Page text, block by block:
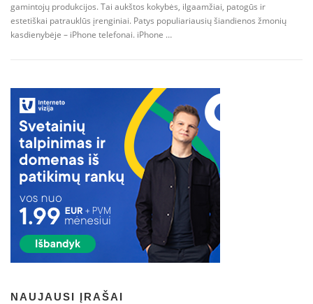
gamintojų produkcijos. Tai aukštos kokybės, ilgaamžiai, patogūs ir
estetiškai patrauklūs įrenginiai. Patys populiariausių šiandienos žmonių
kasdienybėje – iPhone telefonai. iPhone …
NAUJAUSI ĮRAŠAI